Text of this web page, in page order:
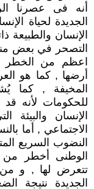
أنه فى عصرنا
الجديدة لحياة
الإنسان والطبيعة
التصحر في بعض
اعظم من الخطر
أرضها , كما هو
المخيفة , كما
للحكومات لأنه
الإنسان والبيئة
الاجتماعي , أما
النضوب السريع
الوطنى أخطر من
تتعرض لها , و من
الجديدة نتيجة